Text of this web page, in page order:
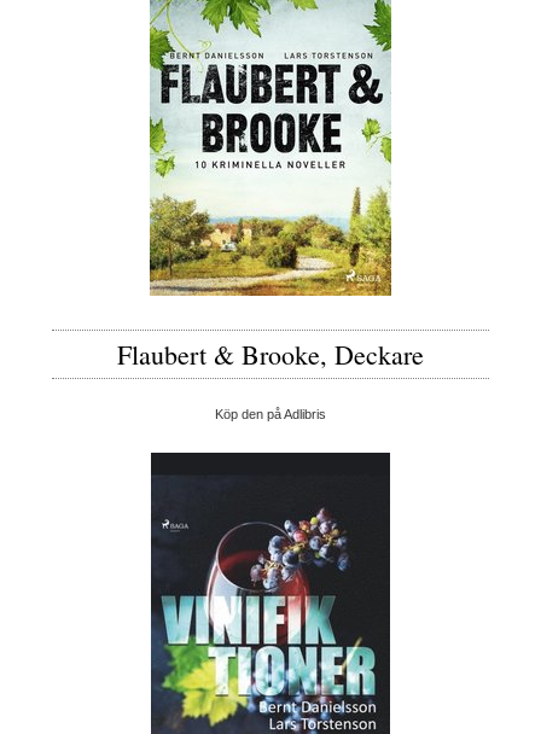
Flaubert & Brooke, Deckare
Köp den på Adlibris